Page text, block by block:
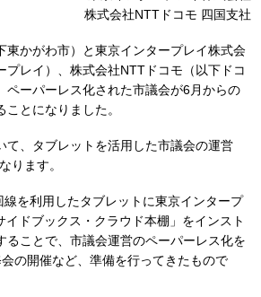
株式会社NTTドコモ 四国支社
東かがわ市）と東京インタープレイ株式会
レイ）、株式会社NTTドコモ（以下ドコ
ペーパーレス化された市議会が6月からの
とになりました。
て、タブレットを活用した市議会の運営
ります。
線を利用したタブレットに東京インタープ
イドブックス・クラウド本棚」をインスト
ることで、市議会運営のペーパーレス化を
の開催など、準備を行ってきたもので